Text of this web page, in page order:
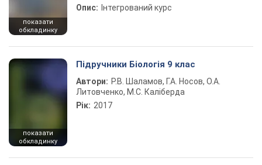
показати
обкладинку
Опис: Інтегрований курс
показати
обкладинку
Підручники Біологія 9 клас
Автори: Р.В. Шаламов, Г.А. Носов, О.А.
Литовченко, М.С. Каліберда
Рік: 2017